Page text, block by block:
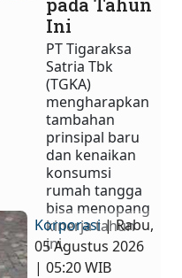
Ini
PT Tigaraksa
Satria Tbk
(TGKA)
mengharapkan
tambahan
prinsipal baru
dan kenaikan
konsumsi
rumah tangga
bisa menopang
kinerja tahun
ini.
Korporasi| Rabu,
05 Agustus 2026
| 05:20 WIB